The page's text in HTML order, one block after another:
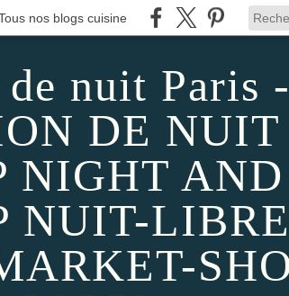
nos blogs cuisine
nuit Paris
DE NUIT
NIGHT
NUIT-